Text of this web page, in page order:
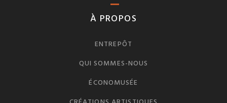
À PROPOS
ENTREPÔT
QUI SOMMES-NOUS
ÉCONOMUSÉE